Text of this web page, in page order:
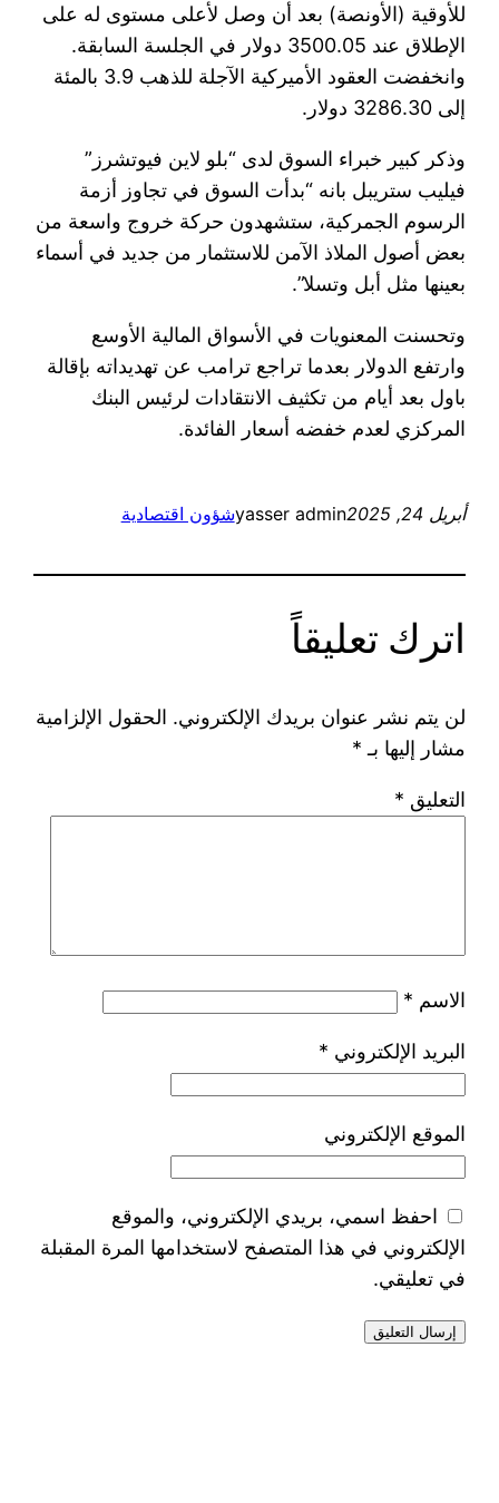
للأوقية (الأونصة) بعد أن وصل لأعلى مستوى له على
الإطلاق عند 3500.05 دولار في الجلسة السابقة.
وانخفضت العقود الأميركية الآجلة للذهب 3.9 بالمئة
إلى 3286.30 دولار.
وذكر كبير خبراء السوق لدى “بلو لاين فيوتشرز”
فيليب ستريبل بانه “بدأت السوق في تجاوز أزمة
الرسوم الجمركية، ستشهدون حركة خروج واسعة من
بعض أصول الملاذ الآمن للاستثمار من جديد في أسماء
بعينها مثل أبل وتسلا”.
وتحسنت المعنويات في الأسواق المالية الأوسع
وارتفع الدولار بعدما تراجع ترامب عن تهديداته بإقالة
باول بعد أيام من تكثيف الانتقادات لرئيس البنك
المركزي لعدم خفضه أسعار الفائدة.
أبريل 24, 2025 yasser adminشؤون اقتصادية
اترك تعليقاً
لن يتم نشر عنوان بريدك الإلكتروني. الحقول الإلزامية
مشار إليها بـ *
التعليق *
الاسم *
البريد الإلكتروني *
الموقع الإلكتروني
احفظ اسمي، بريدي الإلكتروني، والموقع
الإلكتروني في هذا المتصفح لاستخدامها المرة المقبلة
في تعليقي.